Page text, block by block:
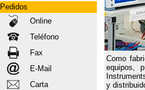
Pedidos
Online
Teléfono
Fax
E-Mail
Carta
Como
equipos,
y